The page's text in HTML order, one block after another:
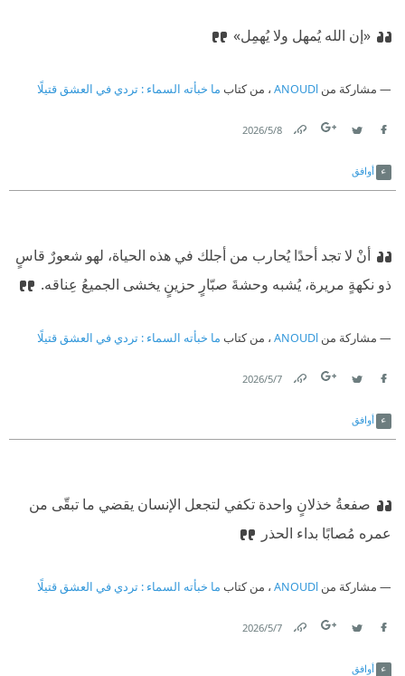
«إن الله يُمهل ولا يُهمِل»
مشاركة من ANOUDl ، من كتاب ما خبأته السماء : تردي في العشق قتيلًا
8‏/5‏/2026
أوافق
أنْ لا تجد أحدًا يُحارب من أجلك في هذه الحياة، لهو شعورٌ قاسٍ
ذو نكهةٍ مريرة، يُشبه وحشةَ صبّارٍ حزينٍ يخشى الجميعُ عِناقه.‏
مشاركة من ANOUDl ، من كتاب ما خبأته السماء : تردي في العشق قتيلًا
7‏/5‏/2026
أوافق
صفعةُ خذلانٍ واحدة تكفي لتجعل الإنسان يقضي ما تبقّى من
عمره مُصابًا بداء الحذر
مشاركة من ANOUDl ، من كتاب ما خبأته السماء : تردي في العشق قتيلًا
7‏/5‏/2026
أوافق